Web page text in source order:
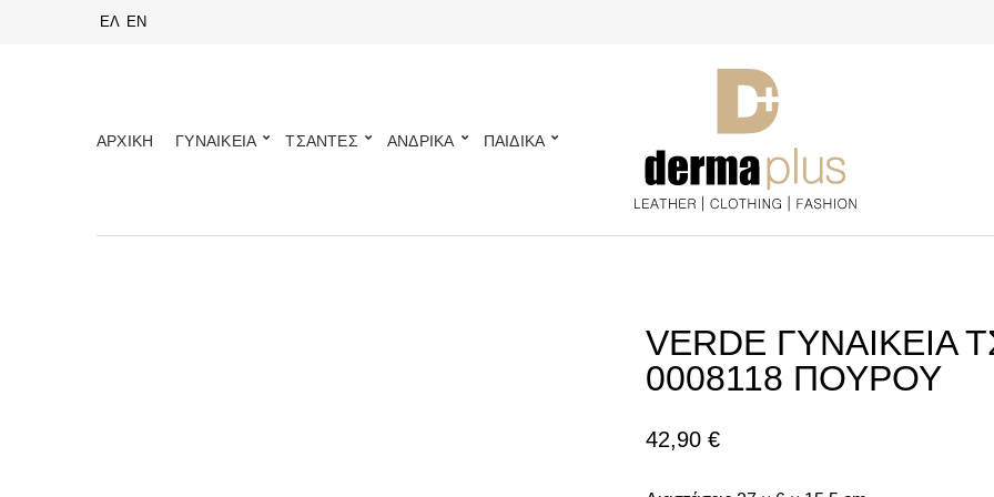
ΕΛ EN
ΑΡΧΙΚΗ ΓΥΝΑΙΚΕΙΑ ΤΣΑΝΤΕΣ ΑΝΔΡΙΚΑ ΠΑΙΔΙΚΑ
VERDE ΓΥΝΑΙΚΕΙΑ
0008118 ΠΟΥΡΟΥ
42,90 €